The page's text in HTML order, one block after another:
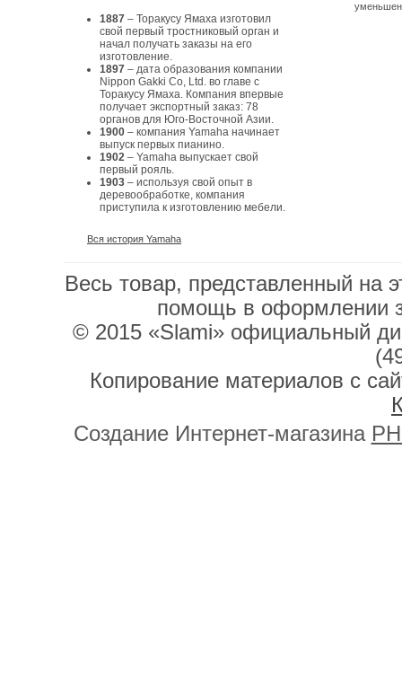
1887 – Торакусу Ямаха изготовил
свой первый тростниковый орган и
начал получать заказы на его
изготовление.
1897 – дата образования компании
Nippon Gakki Co, Ltd. во главе с
Торакусу Ямаха. Компания впервые
получает экспортный заказ: 78
органов для Юго-Восточной Азии.
1900 – компания Yamaha начинает
выпуск первых пианино.
1902 – Yamaha выпускает свой
первый рояль.
1903 – используя свой опыт в
деревообработке, компания
приступила к изготовлению мебели.
Вся история Yamaha
Весь товар, представленный на
помощь в оформлении
© 2015 «Slami» официальный
Копирование материалов с
Создание Интернет-магазина